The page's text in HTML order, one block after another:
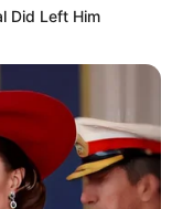
Did Left Him